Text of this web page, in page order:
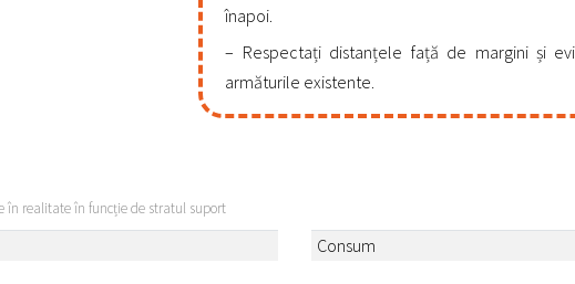
înapoi.
Respectați distanțele față de margini și
armăturile existente.
în realitate în funcție de stratul suport
Consum